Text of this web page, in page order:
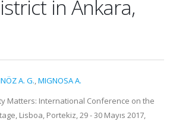
in Ankara,
A. G. MIGNOSA A.
Matters: International Conference on the
Lisboa, Portekiz, 29 - 30 Mayıs 2017,